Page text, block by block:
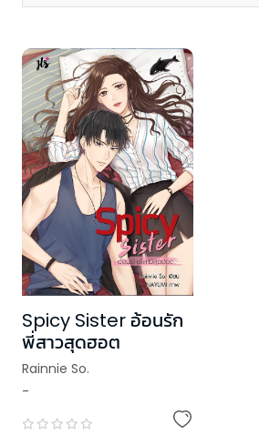
Spicy Sister อ้อนรัก
พี่สาวสุดฮอต
Rainnie So.
-